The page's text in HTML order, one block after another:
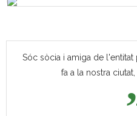
Sóc sòcia i amiga de
fa a la nostra ciutat,